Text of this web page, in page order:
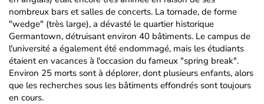
nombreux bars et salles de concerts. La tornade, de forme
"wedge" (très large), a dévasté le quartier historique
Germantown, détruisant environ 40 bâtiments. Le campus de
l'université a également été endommagé, mais les étudiants
étaient en vacances à l'occasion du fameux "spring break".
Environ 25 morts sont à déplorer, dont plusieurs enfants, alors
que les recherches sous les bâtiments effondrés sont toujours
en cours.